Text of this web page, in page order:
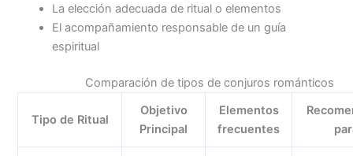
La elección adecuada de ritual o elementos
El acompañamiento responsable de un guía
espiritual
Comparación de tipos de conjuros románticos
Tipo de Ritual
Objetivo
Principal
Elementos
frecuentes